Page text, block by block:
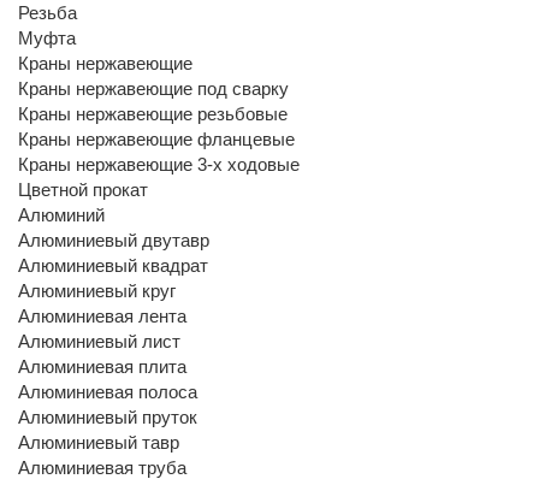
Резьба
Муфта
Краны нержавеющие
Краны нержавеющие под сварку
Краны нержавеющие резьбовые
Краны нержавеющие фланцевые
Краны нержавеющие 3-х ходовые
Цветной прокат
Алюминий
Алюминиевый двутавр
Алюминиевый квадрат
Алюминиевый круг
Алюминиевая лента
Алюминиевый лист
Алюминиевая плита
Алюминиевая полоса
Алюминиевый пруток
Алюминиевый тавр
Алюминиевая труба